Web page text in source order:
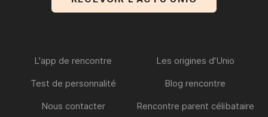
L'app de rencontre
Test de personnalité
Nous contacter
Les origines d'Unio
Blog rencontre
Rencontre parent célibataire